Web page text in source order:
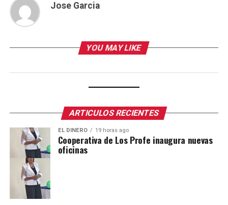
Jose Garcia
YOU MAY LIKE
ARTICULOS RECIENTES
EL DINERO 19 horas ago
Cooperativa de Los Profe inaugura nuevas
oficinas